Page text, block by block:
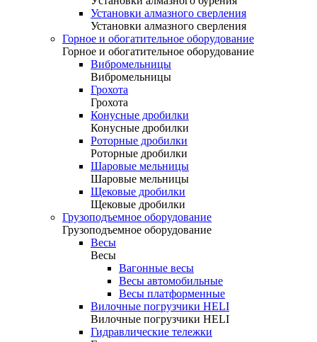
Установки алмазного сверления
Установки алмазного сверления
Горное и обогатительное оборудование
Горное и обогатительное оборудование
Вибромельницы
Вибромельницы
Грохота
Грохота
Конусные дробилки
Конусные дробилки
Роторные дробилки
Роторные дробилки
Шаровые мельницы
Шаровые мельницы
Щековые дробилки
Щековые дробилки
Грузоподъемное оборудование
Грузоподъемное оборудование
Весы
Весы
Вагонные весы
Весы автомобильные
Весы платформенные
Вилочные погрузчики HELI
Вилочные погрузчики HELI
Гидравлические тележки